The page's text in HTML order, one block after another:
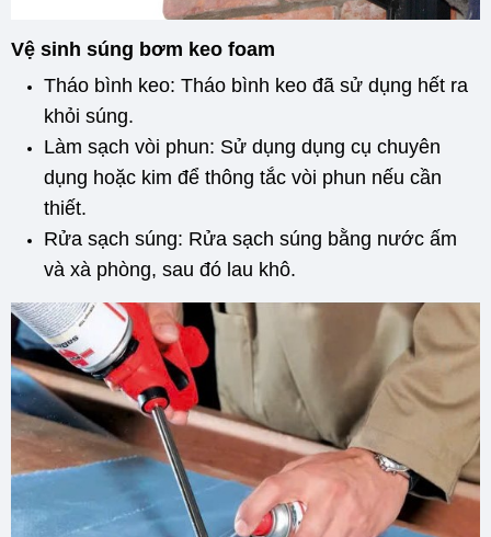
Vệ sinh súng bơm keo foam
Tháo bình keo: Tháo bình keo đã sử dụng hết ra
khỏi súng.
Làm sạch vòi phun: Sử dụng dụng cụ chuyên
dụng hoặc kim để thông tắc vòi phun nếu cần
thiết.
Rửa sạch súng: Rửa sạch súng bằng nước ấm
và xà phòng, sau đó lau khô.